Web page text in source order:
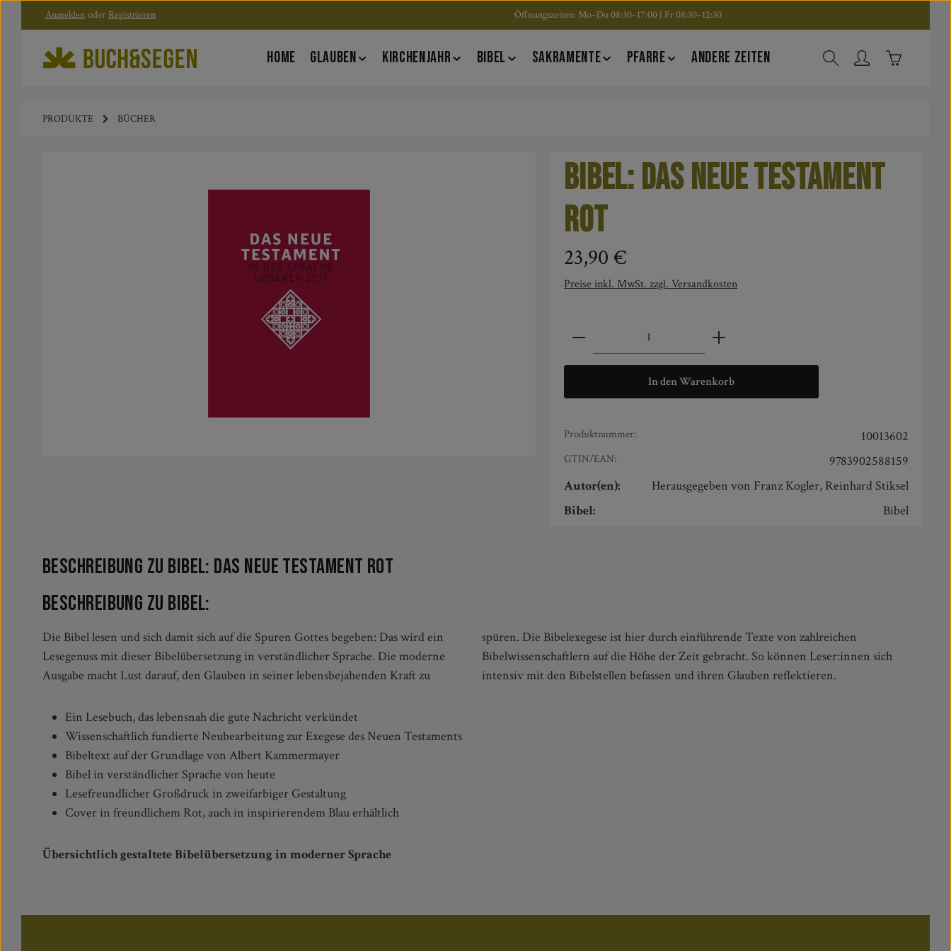
Zum Hauptinhalt springen
Zur Hauptnavigation springen
Anmelden oder Registrieren Öffnungszeiten: Mo–Do 08:30–17:00 | Fr 08:30–12:30
HOME GLAUBEN KIRCHENJAHR BIBEL SAKRAMENTE PFARRE ANDERE ZEITEN Warenkorb
PRODUKTE BÜCHER
Bibel: Das neue Testament
rot
Regulärer Preis:
23,90 €
Preise inkl. MwSt. zzgl. Versandkosten
Produkt Anzahl: Gib den gewünschten Wert ein oder
In den Warenkorb
Produktnummer: 10013602
GTIN/EAN:
9783902588159
Autor(en):
Herausgegeben von Franz Kogler, Reinhard Stiksel
Bibel:
Bibel
Beschreibung zu Bibel: Das neue Testament rot
Beschreibung zu Bibel:
Die Bibel lesen und sich damit sich auf die Spuren Gottes begeben: Das wird ein
Lesegenuss mit dieser Bibelübersetzung in verständlicher Sprache. Die moderne
Ausgabe macht Lust darauf, den Glauben in seiner lebensbejahenden Kraft zu
spüren. Die Bibelexegese ist hier durch einführende Texte von zahlreichen
Bibelwissenschaftlern auf die Höhe der Zeit gebracht. So können Leser:innen sich
intensiv mit den Bibelstellen befassen und ihren Glauben reflektieren.
Ein Lesebuch, das lebensnah die gute Nachricht verkündet
Wissenschaftlich fundierte Neubearbeitung zur Exegese des Neuen Testaments
Bibeltext auf der Grundlage von Albert Kammermayer
Bibel in verständlicher Sprache von heute
Lesefreundlicher Großdruck in zweifarbiger Gestaltung
Cover in freundlichem Rot, auch in inspirierendem Blau erhältlich
Übersichtlich gestaltete Bibelübersetzung in moderner Sprache